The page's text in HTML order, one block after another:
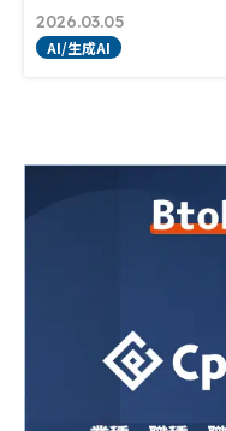
2026.03.05
AI/生成AI